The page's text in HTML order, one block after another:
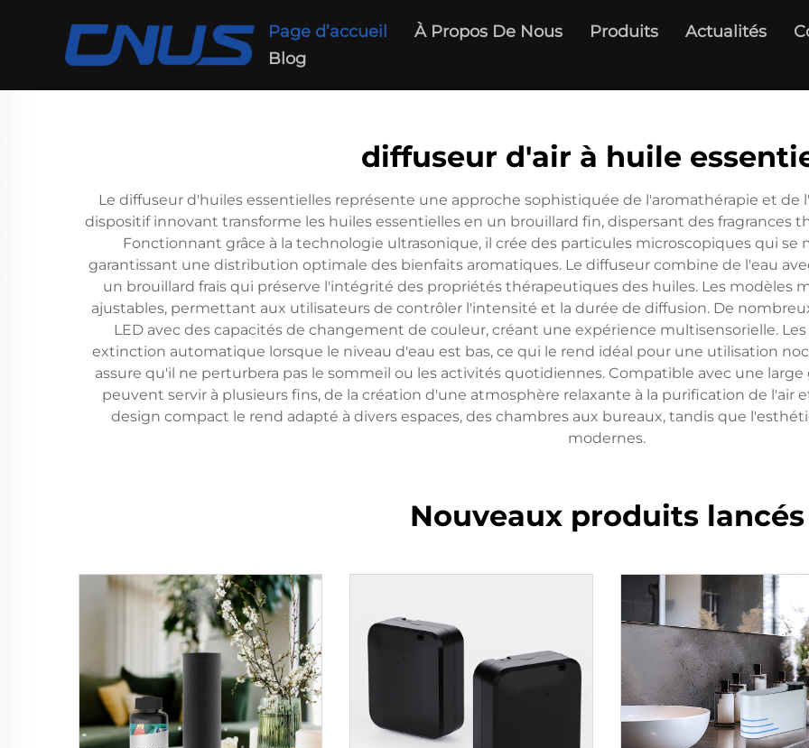
Page d’accueil À Propos De Nous Produits Actualités
Blog
diffuseur d'air à huile
Le diffuseur d'huiles essentielles représente une approche sophistiquée de l'aromathérapie et de
dispositif innovant transforme les huiles essentielles en un brouillard fin, dispersant des fragrances
Fonctionnant grâce à la technologie ultrasonique, il crée des particules microscopiques qui
garantissant une distribution optimale des bienfaits aromatiques. Le diffuseur combine de l'eau
un brouillard frais qui préserve l'intégrité des propriétés thérapeutiques des huiles. Les modèles
ajustables, permettant aux utilisateurs de contrôler l'intensité et la durée de diffusion. De
LED avec des capacités de changement de couleur, créant une expérience multisensorielle.
extinction automatique lorsque le niveau d'eau est bas, ce qui le rend idéal pour une utilisation
assure qu'il ne perturbera pas le sommeil ou les activités quotidiennes. Compatible avec une
peuvent servir à plusieurs fins, de la création d'une atmosphère relaxante à la purification de l'air
design compact le rend adapté à divers espaces, des chambres aux bureaux, tandis que
modernes.
Nouveaux produits lancés